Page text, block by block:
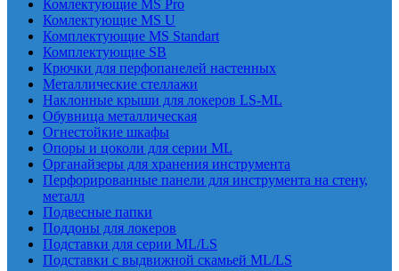
Комлектующие MS Pro
Комлектующие MS U
Комплектующие MS Standart
Комплектующие SB
Крючки для перфопанелей настенных
Металлические стеллажи
Наклонные крыши для локеров LS-ML
Обувница металлическая
Огнестойкие шкафы
Опоры и цоколи для серии ML
Органайзеры для хранения инструмента
Перфорированные панели для инструмента на стену,
металл
Подвесные папки
Поддоны для локеров
Подставки для серии ML/LS
Подставки с выдвижной скамьей ML/LS